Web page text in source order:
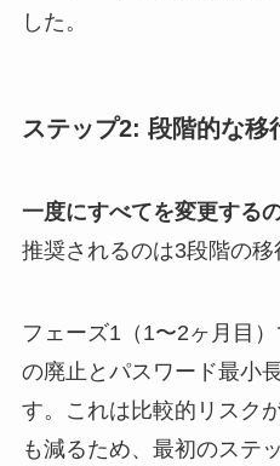
した。
ステップ2: 段階的な移
一度にすべてを変更する
推奨されるのは3段階の移
フェーズ1（1〜2ヶ月目
の廃止とパスワード最小
す。これは比較的リスク
も減るため、最初のステ